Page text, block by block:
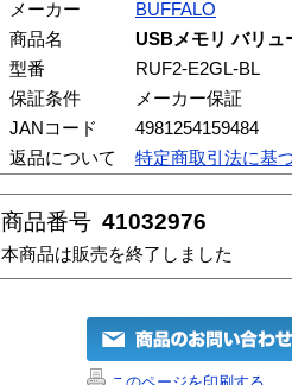
メーカー
BUFFALO
商品名
USBメモリ バリュ
型番
RUF2-E2GL-BL
保証条件
メーカー保証
JANコード
4981254159484
返品について
特定商取引法に基
商品番号 41032976
本商品は販売を終了しました